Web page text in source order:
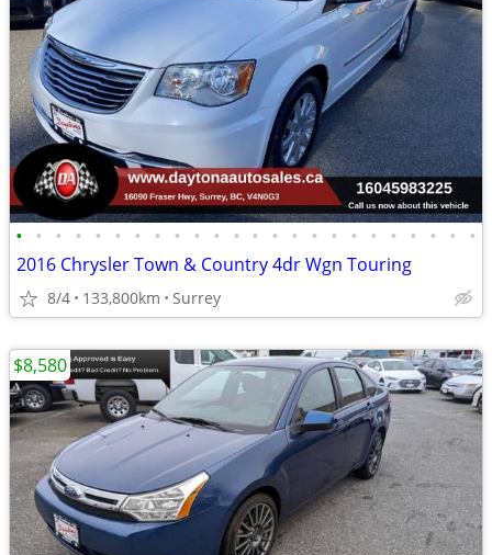
• • • • • • • • • • • • • • • • • • • • • • • •
2016 Chrysler Town & Country 4dr Wgn Touring
8/4 133,800km Surrey
$8,580